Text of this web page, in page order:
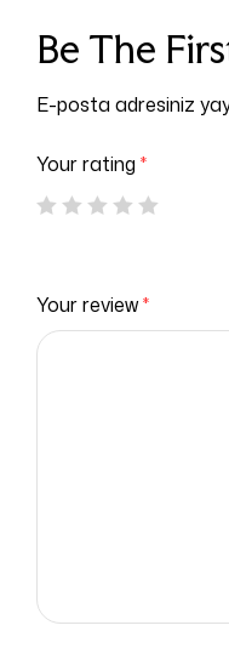
Be The
E-posta adresiniz
Your rating *
Your review*